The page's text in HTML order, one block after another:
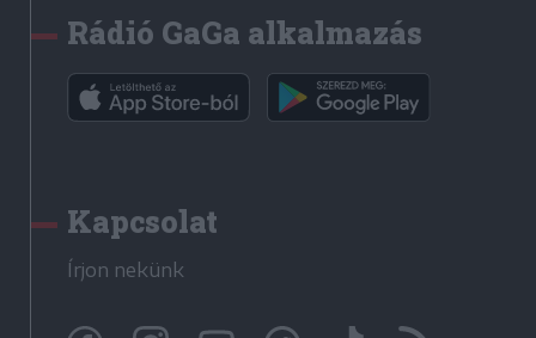
Rádió GaGa alkalmazás
Kapcsolat
Írjon nekünk